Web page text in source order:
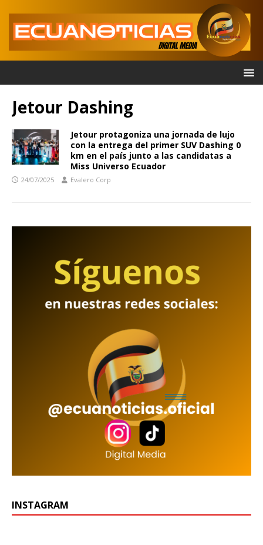
Jetour Dashing
Jetour protagoniza una jornada de lujo
con la entrega del primer SUV Dashing 0
km en el país junto a las candidatas a
Miss Universo Ecuador
24/07/2025 Evalero Corp
INSTAGRAM